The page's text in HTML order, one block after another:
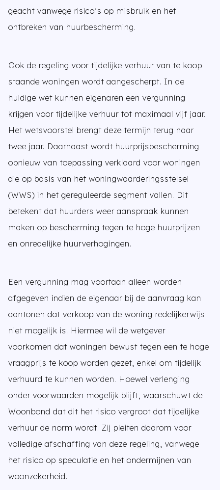
geacht vanwege risico’s op misbruik en het
ontbreken van huurbescherming.
Ook de regeling voor tijdelijke verhuur van te koop
staande woningen wordt aangescherpt. In de
huidige wet kunnen eigenaren een vergunning
krijgen voor tijdelijke verhuur tot maximaal vijf jaar.
Het wetsvoorstel brengt deze termijn terug naar
twee jaar. Daarnaast wordt huurprijsbescherming
opnieuw van toepassing verklaard voor woningen
die op basis van het woningwaarderingsstelsel
(WWS) in het gereguleerde segment vallen. Dit
betekent dat huurders weer aanspraak kunnen
maken op bescherming tegen te hoge huurprijzen
en onredelijke huurverhogingen.
Een vergunning mag voortaan alleen worden
afgegeven indien de eigenaar bij de aanvraag kan
aantonen dat verkoop van de woning redelijkerwijs
niet mogelijk is. Hiermee wil de wetgever
voorkomen dat woningen bewust tegen een te hoge
vraagprijs te koop worden gezet, enkel om tijdelijk
verhuurd te kunnen worden. Hoewel verlenging
onder voorwaarden mogelijk blijft, waarschuwt de
Woonbond dat dit het risico vergroot dat tijdelijke
verhuur de norm wordt. Zij pleiten daarom voor
volledige afschaffing van deze regeling, vanwege
het risico op speculatie en het ondermijnen van
woonzekerheid.